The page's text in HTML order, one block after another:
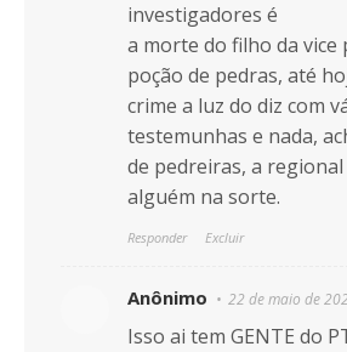
investigadores é
a morte do filho da vice
poção de pedras, até
crime a luz do diz com
testemunhas e nada,
de pedreiras, a
alguém na sorte.
Responder Excluir
Anônimo 22 de maio de
Isso ai tem GENTE do